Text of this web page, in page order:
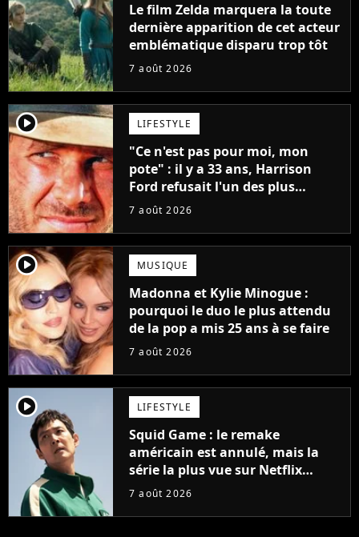
Le film Zelda marquera la toute
dernière apparition de cet acteur
emblématique disparu trop tôt
7 août 2026
player2 LIFESTYLE
"Ce n'est pas pour moi, mon
pote" : il y a 33 ans, Harrison
Ford refusait l'un des plus
grands succès de tous les temps
7 août 2026
player2 MUSIQUE
Madonna et Kylie Minogue :
pourquoi le duo le plus attendu
de la pop a mis 25 ans à se faire
7 août 2026
player2 LIFESTYLE
Squid Game : le remake
américain est annulé, mais la
série la plus vue sur Netflix
pourrait avoir une version
7 août 2026